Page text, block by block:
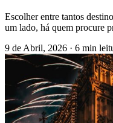
Escolher entre tantos
um lado, há quem procure
9 de Abril, 2026 · 6 min